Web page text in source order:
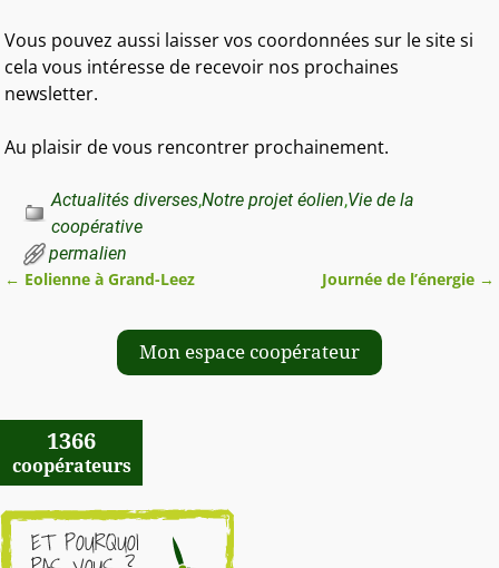
Vous pouvez aussi laisser vos coordonnées sur le site si
cela vous intéresse de recevoir nos prochaines
newsletter.
Au plaisir de vous rencontrer prochainement.
Actualités diverses,Notre projet éolien,Vie de la
coopérative
permalien
← Eolienne à Grand-Leez Journée de l’énergie →
Mon espace coopérateur
1366
coopérateurs